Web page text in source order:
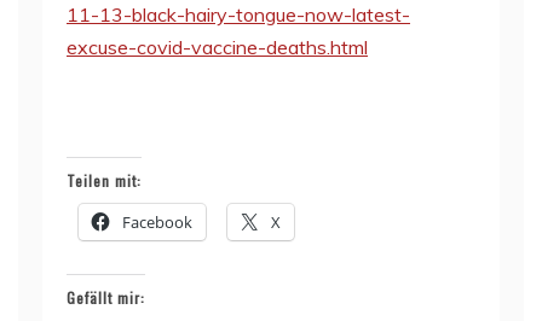
11-13-black-hairy-tongue-now-latest-
excuse-covid-vaccine-deaths.html
Teilen mit:
Facebook X
Gefällt mir: